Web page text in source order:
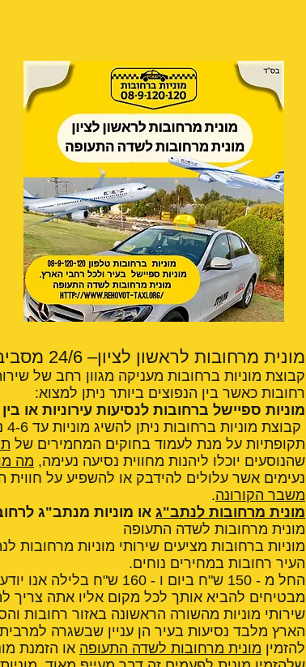
מונית מרחובות לראשון לציון– 24/6 מסביב לשעון!
קבוצת מוניות ברחובות מעניקה מגוון רחב של
רחובות כאשר בין הנפוצים ביותר ניתן למצוא:
מוניות ספיישל ברחובות לנסיעות עירוניות או
תקופתיות על מנת לעמוד בחוקים המחמירים של
שהנוסעים יוכלו ליהנות מחווית נסיעה נעימה, מה
נעימים אשר עלולים להידבק או להשפיע על חווית
משבר הקורונה.
מונית מרחובות לנתב"ג או מוניות מנתב"ג
מונית מרחובות לשדה התעופה
מוניות ברחובות מציעים שירותי מוניות מרחובות
העיר רחובות במחירים נוחים.
החל מ - 150 ש"ח ביום ו -
מבטיחים להביא אותך לכל מקום אליו אתה צריך
שירותי מוניות מהשורה הראשונה באזור רחובות
הארץ מלבד נסיעות בעיר הן עניין שבשגרה
להזמין מונית מרחובות לשדה התעופה או הזמנת